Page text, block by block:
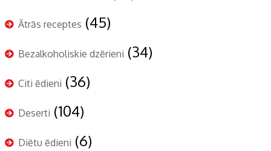
Ātrās receptes (45)
Bezalkoholiskie dzērieni (34)
Citi ēdieni (36)
Deserti (104)
Diētu ēdieni (6)